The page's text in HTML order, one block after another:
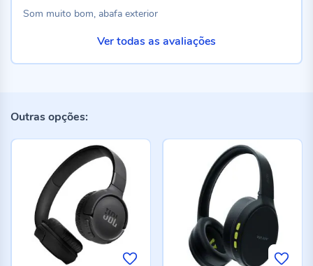
Som muito bom, abafa exterior
Ver todas as avaliações
Outras opções: